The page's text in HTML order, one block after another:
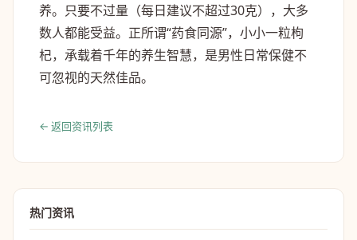
养。只要不过量（每日建议不超过30克），大多
数人都能受益。正所谓“药食同源”，小小一粒枸
杞，承载着千年的养生智慧，是男性日常保健不
可忽视的天然佳品。
← 返回资讯列表
热门资讯